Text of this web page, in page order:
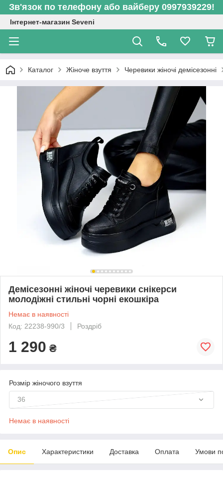
Зв'язок по телефону або вайберу 0997939229!
Інтернет-магазин Seveni
Каталог Жіноче взуття Черевики жіночі демісезонні
Демісезонні жіночі черевики снікерси
молодіжні стильні чорні екошкіра
Немає в наявності
Код: 22238-990/3
Роздріб
1 290 ₴
Розмір жіночого взуття
36
Немає в наявності
Опис Характеристики Доставка Оплата Умови